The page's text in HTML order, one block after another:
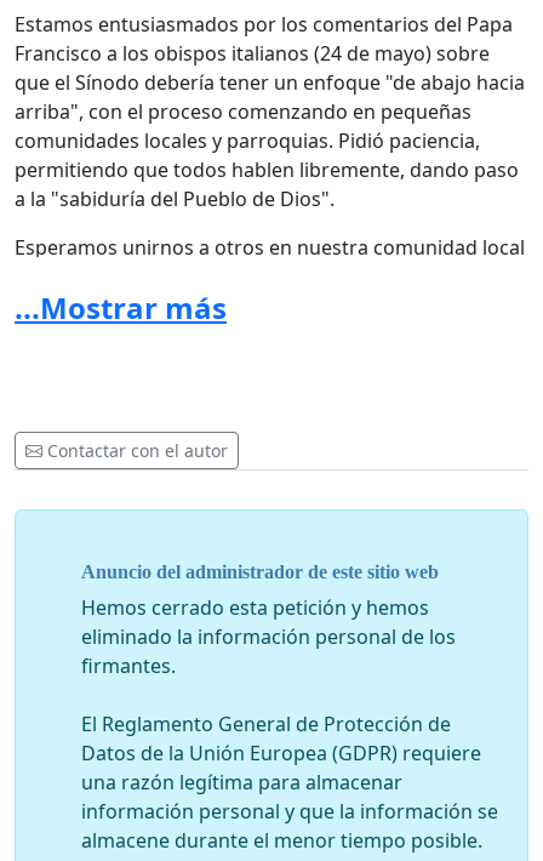
Estamos entusiasmados por los comentarios del Papa
Francisco a los obispos italianos (24 de mayo) sobre
que el Sínodo debería tener un enfoque "de abajo hacia
arriba", con el proceso comenzando en pequeñas
comunidades locales y parroquias. Pidió paciencia,
permitiendo que todos hablen libremente, dando paso
a la "sabiduría del Pueblo de Dios".
Esperamos unirnos a otros en nuestra comunidad local
necesitamos en nuestra Iglesia. Aunque algunos de
Además, nos comprometemos a enviar unacarta a
Para que el Espíritu sea escuchado, los laicos de Dios
deben estar bien representados en estos sínodos.
Creemos que es esencial incluir los siguientes temas (1)
en el cuestionario que se publicará pronto, y (2) en
Cómo la Iglesia puede ser más acogedora,
indulgente, amorosa e inclusiva
El papel de la mujer en el ministerio de la Iglesia
Un camino de regreso a los Sacramentos para
...Mostrar más
Contactar con el autor
Anuncio del administrador de este sitio web
Hemos cerrado esta petición y hemos
eliminado la información personal de los
firmantes.
El Reglamento General de Protección de
Datos de la Unión Europea (GDPR) requiere
una razón legítima para almacenar
información personal y que la información se
almacene durante el menor tiempo posible.